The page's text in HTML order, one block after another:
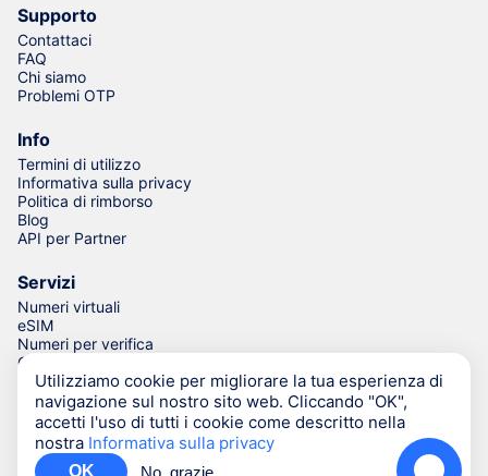
Supporto
Contattaci
FAQ
Chi siamo
Problemi OTP
Info
Termini di utilizzo
Informativa sulla privacy
Politica di rimborso
Blog
API per Partner
Servizi
Numeri virtuali
eSIM
Numeri per verifica
Generatore di numeri di telefono
© Numgo LLP, 2026
(Stoney Works, 8 Stoney Lane, London,
United Kingdom, SE19 3BD)
Utilizziamo cookie per migliorare la tua esperienza di
navigazione sul nostro sito web. Cliccando "OK",
accetti l'uso di tutti i cookie come descritto nella
nostra Informativa sulla privacy
OK No, grazie